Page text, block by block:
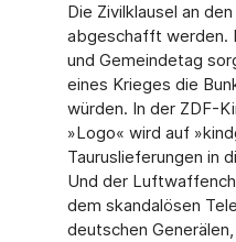
Die Zivilklausel an
abgeschafft werden.
und Gemeindetag
eines Krieges die
würden. In der ZDF-
»Logo« wird auf
Tauruslieferungen in
Und der
dem skandalösen
deutschen